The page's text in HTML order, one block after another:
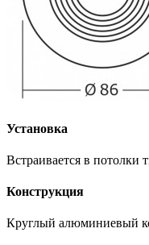
Установка
Встраивается в
Конструкция
Круглый алюминиевый